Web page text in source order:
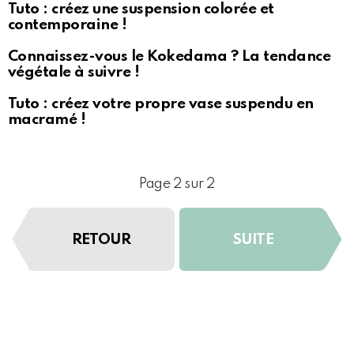
Tuto : créez une suspension colorée et
contemporaine !
Connaissez-vous le Kokedama ? La tendance
végétale à suivre !
Tuto : créez votre propre vase suspendu en
macramé !
Page 2 sur 2
RETOUR SUITE